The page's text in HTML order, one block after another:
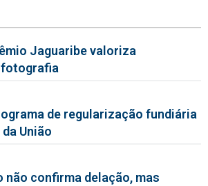
Jaguaribe valoriza
de regularização fundiária
União
não confirma delação, mas